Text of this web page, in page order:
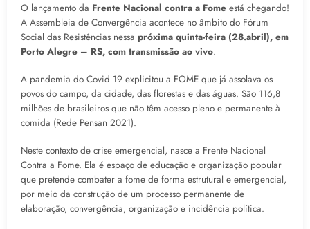
O lançamento da Frente Nacional contra a Fome está chegando!
A Assembleia de Convergência acontece no âmbito do Fórum
Social das Resistências nessa próxima quinta-feira (28.abril), em
Porto Alegre – RS, com transmissão ao vivo.
A pandemia do Covid 19 explicitou a FOME que já assolava os
povos do campo, da cidade, das florestas e das águas. São 116,8
milhões de brasileiros que não têm acesso pleno e permanente à
comida (Rede Pensan 2021).
Neste contexto de crise emergencial, nasce a Frente Nacional
Contra a Fome. Ela é espaço de educação e organização popular
que pretende combater a fome de forma estrutural e emergencial,
por meio da construção de um processo permanente de
elaboração, convergência, organização e incidência política.